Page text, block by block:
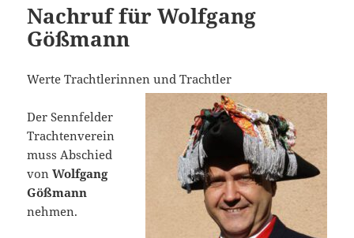
Nachruf für Wolfgang
Gößmann
Werte Trachtlerinnen und Trachtler
Der Sennfelder
Trachtenverein
muss Abschied
vonWolfgang
Gößmann
nehmen.